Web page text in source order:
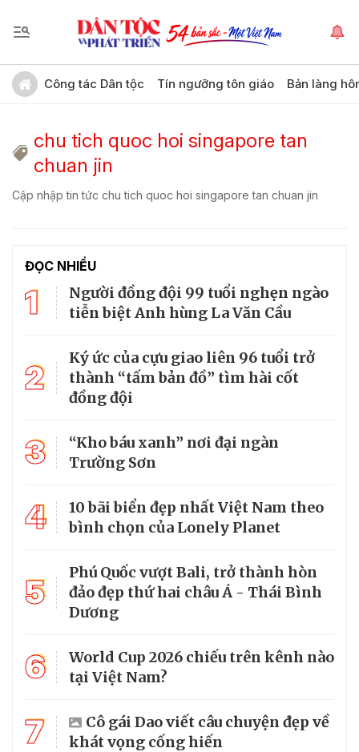
Công tác Dân tộc Tín ngưỡng tôn giáo Bản làng
chu tich quoc hoi singapore tan
chuan jin
Cập nhập tin tức chu tich quoc hoi singapore tan chuan jin
ĐỌC NHIỀU
1
Người đồng đội 99 tuổi nghẹn ngào
tiễn biệt Anh hùng La Văn Cầu
2
Ký ức của cựu giao liên 96 tuổi trở
thành “tấm bản đồ” tìm hài cốt
đồng đội
3
“Kho báu xanh” nơi đại ngàn
Trường Sơn
4
10 bãi biển đẹp nhất Việt Nam theo
bình chọn của Lonely Planet
5
Phú Quốc vượt Bali, trở thành hòn
đảo đẹp thứ hai châu Á - Thái Bình
Dương
6
World Cup 2026 chiếu trên kênh nào
tại Việt Nam?
7
Cô gái Dao viết câu chuyện đẹp về
khát vọng cống hiến